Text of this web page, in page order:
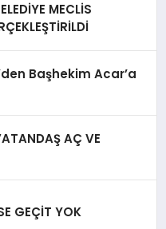
MECLİS
Başhekim Acar’a
AÇ VE
GEÇİT YOK